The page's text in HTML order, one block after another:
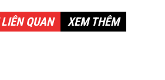
QUAN XEM THÊM